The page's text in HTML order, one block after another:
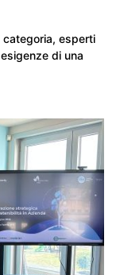
categoria, esperti
di una